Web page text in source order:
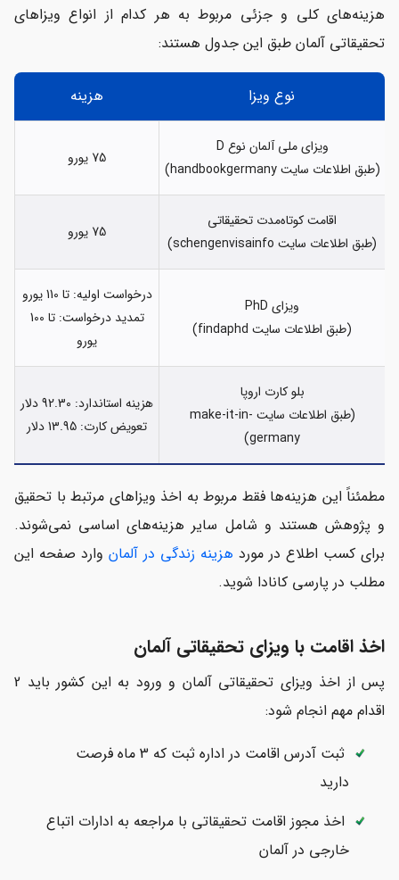
هزینه‌های کلی و جزئی مربوط به هر کدام از انواع ویزاهای
تحقیقاتی آلمان طبق این جدول هستند:
نوع ویزا هزینه
ویزای ملی آلمان نوع D
(طبق اطلاعات سایت handbookgermany)
75 یورو
اقامت کوتاه‌مدت تحقیقاتی
(طبق اطلاعات سایت schengenvisainfo)
75 یورو
ویزای PhD
(طبق اطلاعات سایت findaphd)
درخواست اولیه: تا 110 یورو
تمدید درخواست: تا 100
یورو
بلو کارت اروپا
(طبق اطلاعات سایت make-it-in-
germany)
هزینه استاندارد: 92.30 دلار
تعویض کارت: 13.95 دلار
مطمئناً این هزینه‌ها فقط مربوط به اخذ ویزاهای مرتبط با تحقیق
و پژوهش هستند و شامل سایر هزینه‌های اساسی نمی‌شوند.
برای کسب اطلاع در مورد هزینه زندگی در آلمان وارد صفحه این
مطلب در پارسی کانادا شوید.
اخذ اقامت با ویزای تحقیقاتی آلمان
پس از اخذ ویزای تحقیقاتی آلمان و ورود به این کشور باید 2
اقدام مهم انجام شود:
ثبت آدرس اقامت در اداره ثبت که 3 ماه فرصت
دارید
اخذ مجوز اقامت تحقیقاتی با مراجعه به ادارات اتباع
خارجی در آلمان